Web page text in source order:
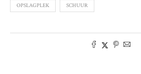
OPSLAGPLEK SCHUUR